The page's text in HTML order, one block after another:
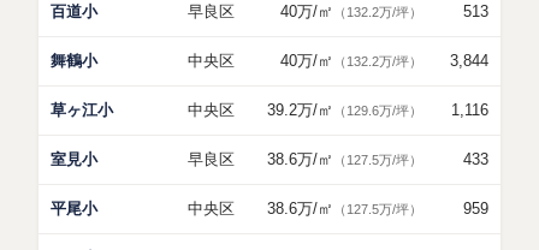
百道小 早良区 40万/㎡ （132.2万/坪） 513
舞鶴小 中央区 40万/㎡ （132.2万/坪） 3,844
草ヶ江小 中央区 39.2万/㎡ （129.6万/坪） 1,116
室見小 早良区 38.6万/㎡ （127.5万/坪） 433
平尾小 中央区 38.6万/㎡ （127.5万/坪） 959